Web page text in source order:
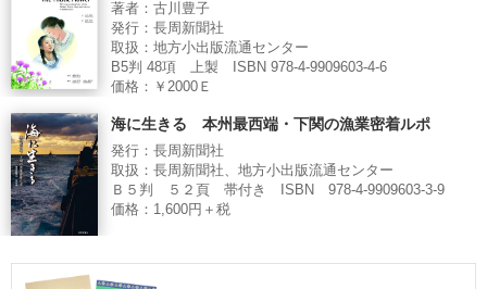
著者：古川豊子
発行：長周新聞社
取扱：地方小出版流通センター
B5判 48項 上製 ISBN 978-4-9909603-4-6
価格：￥2000Ｅ
海に生きる 本州最西端・下関の漁業密着ルポ
発行：長周新聞社
取扱：長周新聞社、地方小出版流通センター
Ｂ５判 ５２頁 帯付き ISBN 978-4-9909603-3-9
価格：1,600円＋税